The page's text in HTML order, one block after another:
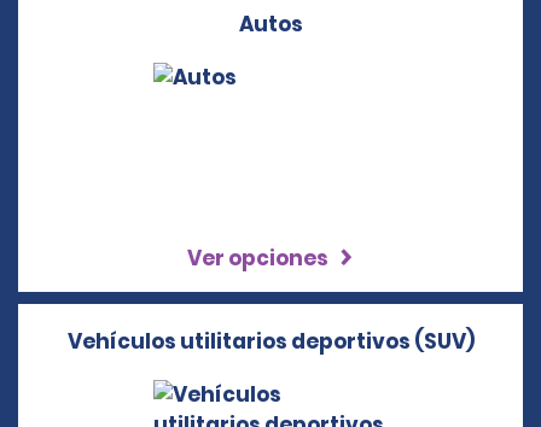
Autos
Ver opciones
Vehículos utilitarios deportivos (SUV)